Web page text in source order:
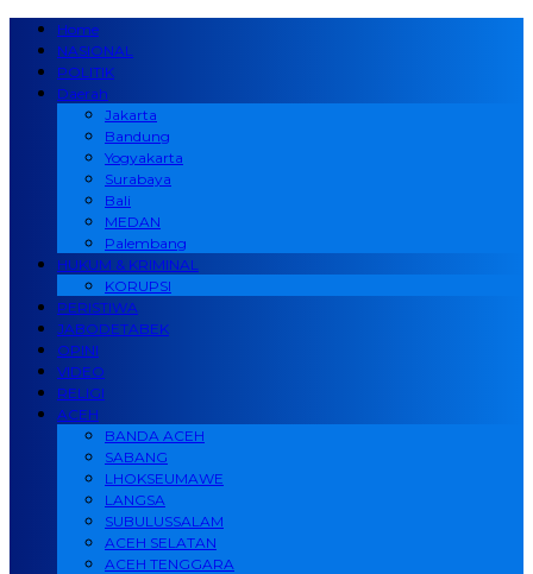
Home
NASIONAL
POLITIK
Daerah
Jakarta
Bandung
Yogyakarta
Surabaya
Bali
MEDAN
Palembang
HUKUM & KRIMINAL
KORUPSI
PERISTIWA
JABODETABEK
OPINI
VIDEO
RELIGI
ACEH
BANDA ACEH
SABANG
LHOKSEUMAWE
LANGSA
SUBULUSSALAM
ACEH SELATAN
ACEH TENGGARA